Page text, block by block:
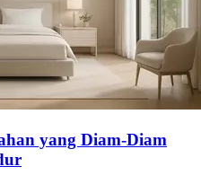
yang Diam-Diam